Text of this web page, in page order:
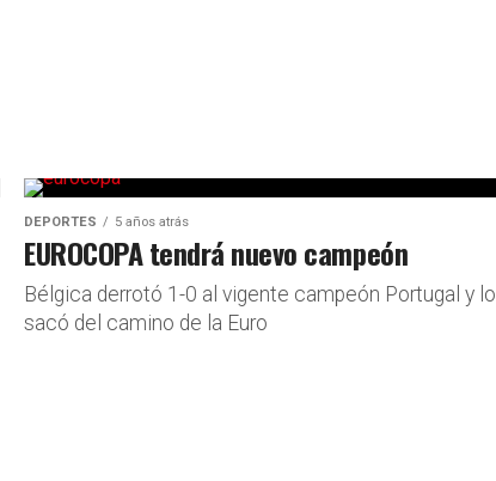
DEPORTES 5 años atrás
EUROCOPA tendrá nuevo campeón
Bélgica derrotó 1-0 al vigente campeón Portugal y lo
sacó del camino de la Euro